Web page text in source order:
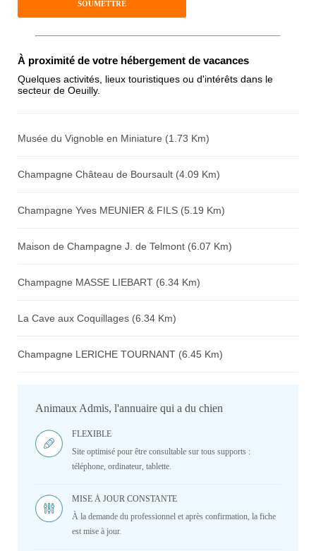
Antispam - Combien font 7x4 (en
chiffres) :
À proximité de votre hébergement de vacances
Quelques activités, lieux touristiques ou d'intérêts dans le
secteur de Oeuilly.
Musée du Vignoble en Miniature (1.73 Km)
Champagne Château de Boursault (4.09 Km)
Champagne Yves MEUNIER & FILS (5.19 Km)
Maison de Champagne J. de Telmont (6.07 Km)
Champagne MASSE LIEBART (6.34 Km)
La Cave aux Coquillages (6.34 Km)
Champagne LERICHE TOURNANT (6.45 Km)
Animaux Admis, l'annuaire qui a du chien
FLEXIBLE
Site optimisé pour être consultable sur tous supports :
téléphone, ordinateur, tablette.
MISE À JOUR CONSTANTE
À la demande du professionnel et après confirmation, la fiche
est mise à jour.